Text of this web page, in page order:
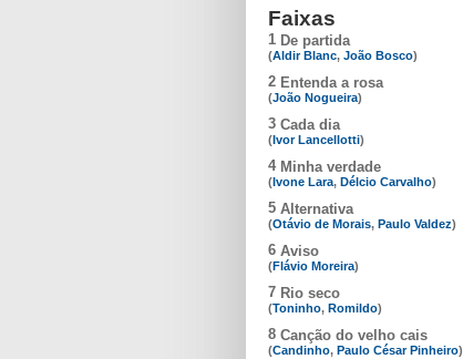
Faixas
1 De partida
(Aldir Blanc, João Bosco)
2 Entenda a rosa
(João Nogueira)
3 Cada dia
(Ivor Lancellotti)
4 Minha verdade
(Ivone Lara, Délcio Carvalho)
5 Alternativa
(Otávio de Morais, Paulo Valdez)
6 Aviso
(Flávio Moreira)
7 Rio seco
(Toninho, Romildo)
8 Canção do velho cais
(Candinho, Paulo César Pinheiro)